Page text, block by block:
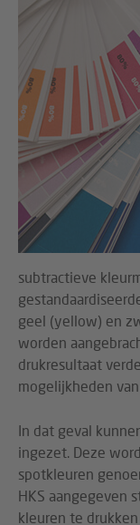
subtractieve
geel (yellow) en
worden
drukresultaat
mogelijkheden
In dat geval
ingezet. Deze
spotkleuren
HKS aangegeven
kleuren te